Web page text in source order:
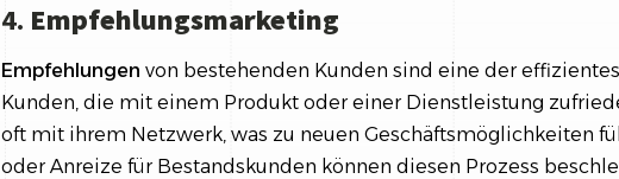
4. Empfehlungsmarketing
Empfehlungen von bestehenden Kunden sind eine der
Kunden, die mit einem Produkt oder einer Dienstleistung
oft mit ihrem Netzwerk, was zu neuen Geschäftsmöglichkeiten
oder Anreize für Bestandskunden können diesen Prozess